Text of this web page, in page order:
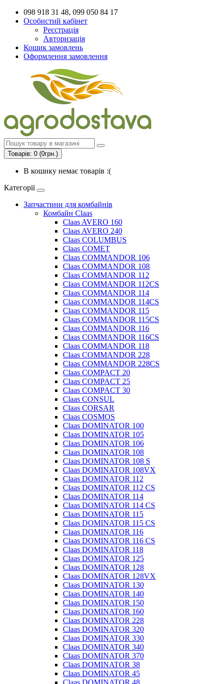
098 918 31 48, 099 050 84 17
Особистий кабінет
Реєстрація
Авторизація
Кошик замовлень
Оформлення замовлення
Товарів: 0 (0грн.)
В кошику немає товарів :(
Категорії
Запчастини для комбайнів
Комбайн Claas
Claas AVERO 160
Claas AVERO 240
Claas COLUMBUS
Claas COMET
Claas COMMANDOR 106
Claas COMMANDOR 108
Claas COMMANDOR 112
Claas COMMANDOR 112CS
Claas COMMANDOR 114
Claas COMMANDOR 114CS
Claas COMMANDOR 115
Claas COMMANDOR 115CS
Claas COMMANDOR 116
Claas COMMANDOR 116CS
Claas COMMANDOR 118
Claas COMMANDOR 228
Claas COMMANDOR 228CS
Claas COMPACT 20
Claas COMPACT 25
Claas COMPACT 30
Claas CONSUL
Claas CORSAR
Claas COSMOS
Claas DOMINATOR 100
Claas DOMINATOR 105
Claas DOMINATOR 106
Claas DOMINATOR 108
Claas DOMINATOR 108 S
Claas DOMINATOR 108VX
Claas DOMINATOR 112
Claas DOMINATOR 112 CS
Claas DOMINATOR 114
Claas DOMINATOR 114 CS
Claas DOMINATOR 115
Claas DOMINATOR 115 CS
Claas DOMINATOR 116
Claas DOMINATOR 116 CS
Claas DOMINATOR 118
Claas DOMINATOR 125
Claas DOMINATOR 128
Claas DOMINATOR 128VX
Claas DOMINATOR 130
Claas DOMINATOR 140
Claas DOMINATOR 150
Claas DOMINATOR 160
Claas DOMINATOR 228
Claas DOMINATOR 320
Claas DOMINATOR 330
Claas DOMINATOR 340
Claas DOMINATOR 370
Claas DOMINATOR 38
Claas DOMINATOR 45
Claas DOMINATOR 48